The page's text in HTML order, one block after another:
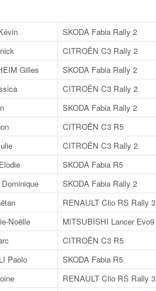
SKODA Fabia Rally 2
CITROËN C3 Rally 2
Gilles SKODA Fabia Rally 2
CITROËN C3 Rally 2
SKODA Fabia Rally 2
CITROËN C3 R5
CITROËN C3 Rally 2
SKODA Fabia R5
SKODA Fabia Rally 2
RENAULT Clio RS Rally 3
Noëlle MITSUBISHI Lancer Evo9
CITROËN C3 R5
Paolo SKODA Fabia R5
RENAULT Clio RS Rally 3